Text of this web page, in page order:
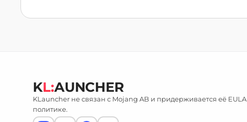
KL:AUNCHER
KLauncher не связан с Mojang AB и придерживается её EULA
политике.